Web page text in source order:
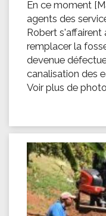
En ce moment
agents des
Robert s'affairent
remplacer la
devenue
canalisation des
Voir plus de